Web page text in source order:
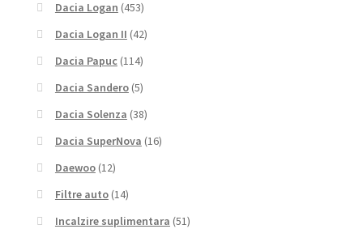
Dacia Logan (453)
Dacia Logan II (42)
Dacia Papuc (114)
Dacia Sandero (5)
Dacia Solenza (38)
Dacia SuperNova (16)
Daewoo (12)
Filtre auto (14)
Incalzire suplimentara (51)